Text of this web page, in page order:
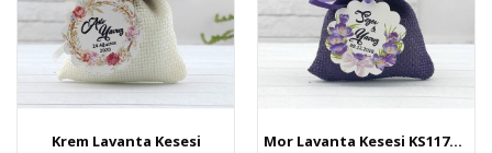
Krem Lavanta Kesesi
Mor Lavanta Kesesi KS117...